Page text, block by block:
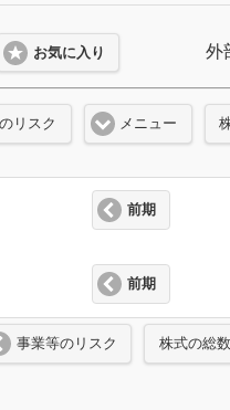
お気に入り 外
リスク メニュー
前期
前期
事業等のリスク 株式の総